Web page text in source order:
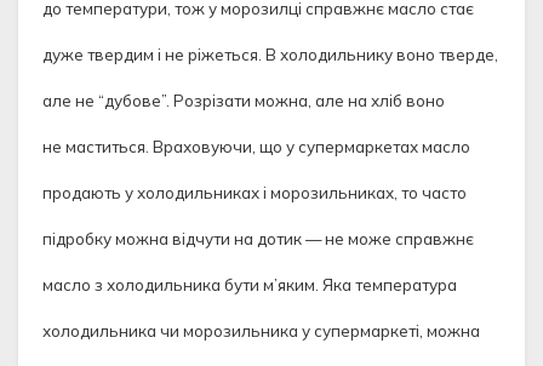
до температури, тож у морозилці справжнє масло стає
дуже твердим і не ріжеться. В холодильнику воно тверде,
але не “дубове”. Розрізати можна, але на хліб воно
не маститься. Враховуючи, що у супермаркетах масло
продають у холодильниках і морозильниках, то часто
підробку можна відчути на дотик — не може справж­нє
масло з холодильника бути м’яким. Яка температура
холодильника чи морозильника у супермаркеті, можна